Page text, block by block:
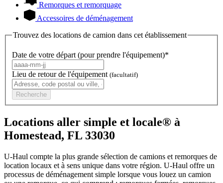
Remorques et remorquage
Accessoires de déménagement
Trouvez des locations de camion dans cet établissement
Date de votre départ (pour prendre l'équipement)*
Lieu de retour de l'équipement (facultatif)
Recherche
Locations aller simple et locale® à
Homestead, FL 33030
U-Haul compte la plus grande sélection de camions et remorques de
location locaux et à sens unique dans votre région. U-Haul offre un
processus de déménagement simple lorsque vous louez un camion